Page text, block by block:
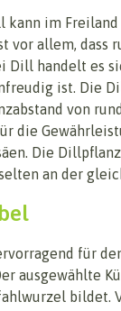
kann im
vor allem, dass
Dill handelt es
ist. Die
von
die
Die
an der
für
ausgewählte
bildet.